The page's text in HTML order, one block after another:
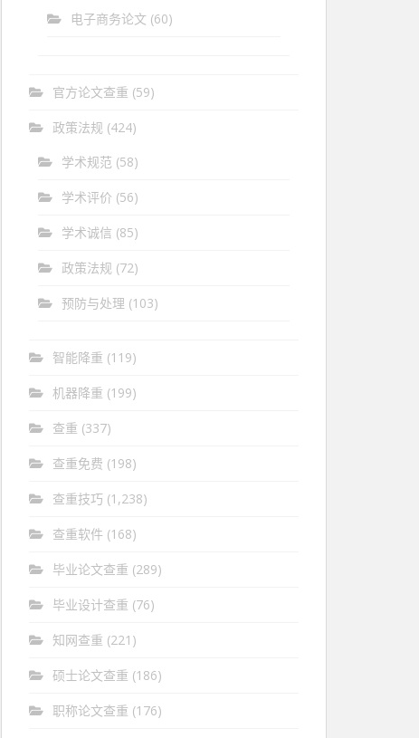
电子商务论文 (60)
官方论文查重 (59)
政策法规 (424)
学术规范 (58)
学术评价 (56)
学术诚信 (85)
政策法规 (72)
预防与处理 (103)
智能降重 (119)
机器降重 (199)
查重 (337)
查重免费 (198)
查重技巧 (1,238)
查重软件 (168)
毕业论文查重 (289)
毕业设计查重 (76)
知网查重 (221)
硕士论文查重 (186)
职称论文查重 (176)